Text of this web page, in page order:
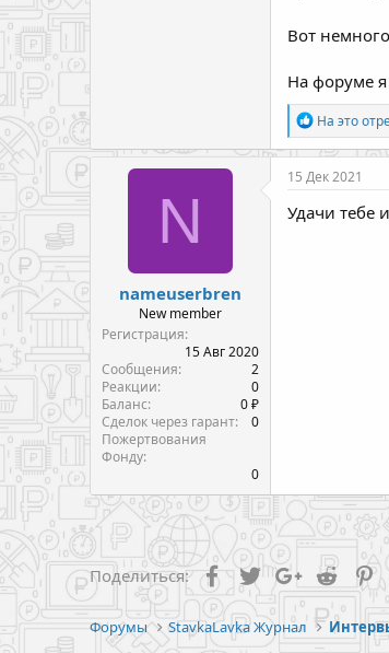
Вот
На форуме
Р
е
а
к
и
и
На это
N
nameuserbren
New member
Регистрация
15 Авг 2020
Сообщения
2
Реакции
0
Баланс
0 ₽
Сделок через гарант
0
Пожертвования
Фонду
0
15 Дек 2021
Удачи тебе
Поделиться: Facebook
TwitterGoogle+
Reddit
Форумы StavkaLavka Журнал